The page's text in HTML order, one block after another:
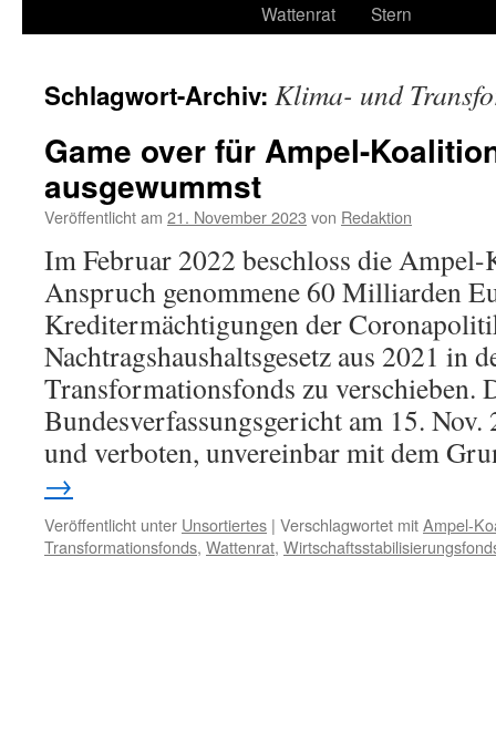
Wattenrat
Stern
Schlagwort-Archiv: Klima- und
Game over für Ampel-
ausgewummst
Veröffentlicht am 21. November 2023 von Redaktion
Im Februar 2022 beschloss die
Anspruch genommene 60 Milliarden
Kreditermächtigungen der
Nachtragshaushaltsgesetz aus 2021 in
Transformationsfonds zu verschieben.
Bundesverfassungsgericht am 15.
und verboten, unvereinbar mit dem
→
Veröffentlicht unter Unsortiertes | Verschlagwortet mitAmpel-
Transformationsfonds, Wattenrat,